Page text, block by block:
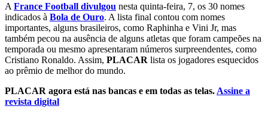
A France Football divulgou nesta quinta-feira, 7, os 30 nomes
indicados à Bola de Ouro. A lista final contou com nomes
importantes, alguns brasileiros, como Raphinha e Vini Jr, mas
também pecou na ausência de alguns atletas que foram campeões na
temporada ou mesmo apresentaram números surpreendentes, como
Cristiano Ronaldo. Assim, PLACAR lista os jogadores esquecidos
ao prêmio de melhor do mundo.
PLACAR agora está nas bancas e em todas as telas. Assine a
revista digital